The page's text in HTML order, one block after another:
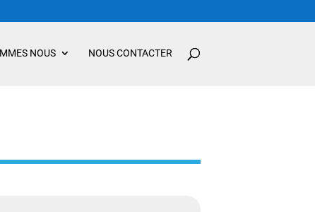
NOUS NOUS CONTACTER